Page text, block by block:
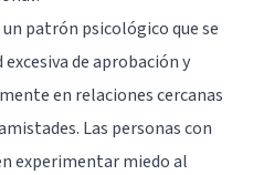
patrón psicológico que se
de aprobación y
en relaciones cercanas
Las personas con
experimentar miedo al